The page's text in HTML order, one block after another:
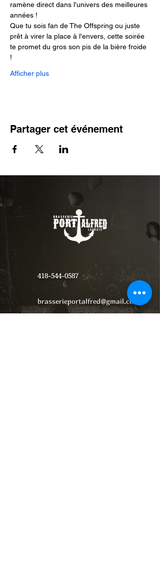
ramène direct dans l'univers des meilleures
années !
Que tu sois fan de The Offspring ou juste
prêt à virer la place à l'envers, cette soirée
te promet du gros son pis de la bière froide
!
Afficher plus
Partager cet événement
418-544-0587
brasserieportalfred@gmail.com